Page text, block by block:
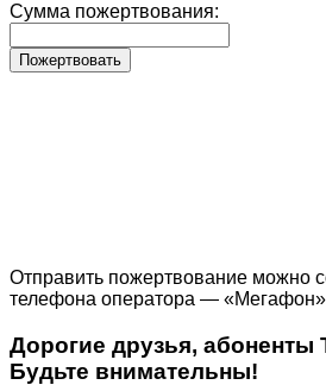
Сумма пожертвования:
Пожертвовать
Отправить пожертвование можно
телефона оператора —
Дорогие друзья, абоненты
Будьте внимательны!